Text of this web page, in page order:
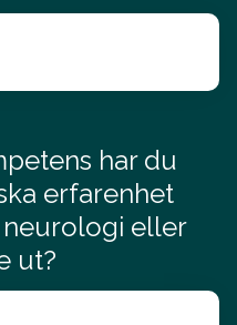
har du
erfarenhet
eller
ut?